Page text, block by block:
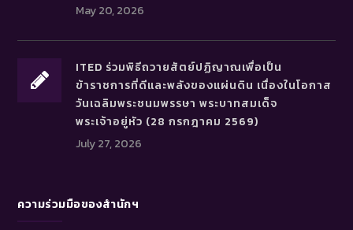
May 20, 2026
ITED ร่วมพิธีถวายสัตย์ปฏิญาณเพื่อเป็น
ข้าราชการที่ดีและพลังของแผ่นดิน เนื่องในโอกาส
วันเฉลิมพระชนมพรรษา พระบาทสมเด็จ
พระเจ้าอยู่หัว (28 กรกฎาคม 2569)
July 27, 2026
ความร่วมมือของสำนักฯ